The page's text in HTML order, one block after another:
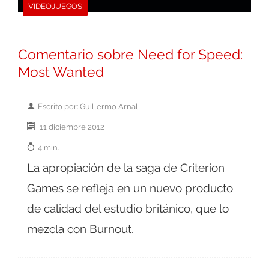
VIDEOJUEGOS
Comentario sobre Need for Speed:
Most Wanted
Escrito por: Guillermo Arnal
11 diciembre 2012
4 min.
La apropiación de la saga de Criterion
Games se refleja en un nuevo producto
de calidad del estudio británico, que lo
mezcla con Burnout.